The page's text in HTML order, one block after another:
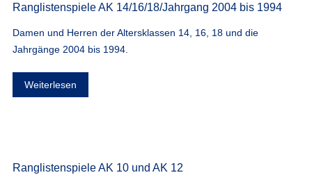
Ranglistenspiele AK 14/16/18/Jahrgang 2004 bis 1994
Damen und Herren der Altersklassen 14, 16, 18 und die
Jahrgänge 2004 bis 1994.
Weiterlesen
Ranglistenspiele AK 10 und AK 12